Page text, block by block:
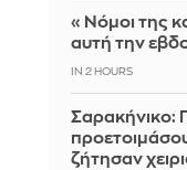
«Νόμοι της
αυτή την
IN 2 HOURS
Σαρακήνικο:
ζήτησαν